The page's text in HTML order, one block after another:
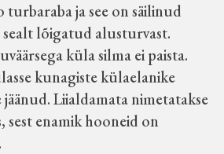
ja see on säilinud
lõigatud alusturvast.
küla silma ei paista.
kunagiste külaelanike
jäänud. Liialdamata nimetatakse
sest enamik hooneid on